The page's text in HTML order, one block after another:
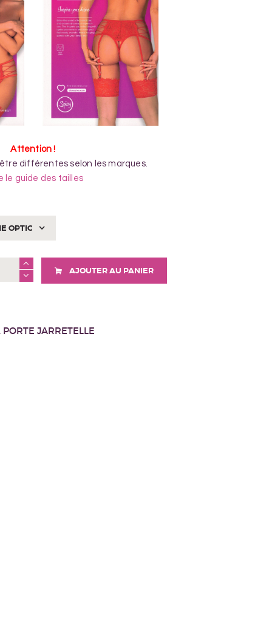
Attention !
différentes selon les marques.
le guide des tailles
AJOUTER AU PANIER
PORTE JARRETELLE